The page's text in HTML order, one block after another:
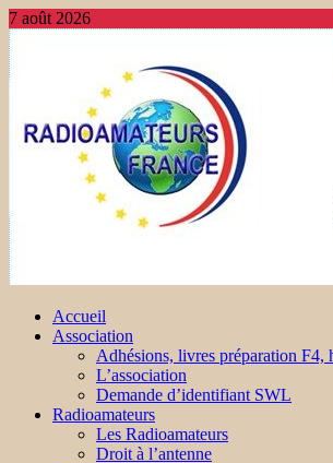
7 août 2026
Accueil
Association
Adhésions, livres préparation F4,
L’association
Demande d’identifiant SWL
Radioamateurs
Les Radioamateurs
Droit à l’antenne